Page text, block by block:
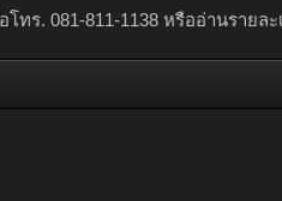
โทร. 081-811-1138 หรืออ่านรายล